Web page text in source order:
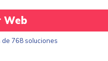
768 soluciones